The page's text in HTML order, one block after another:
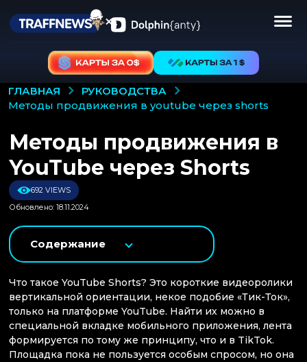
ГЛАВНАЯ
РУКОВОДСТВА
методы продвижения в youtube через shorts
Методы продвижения в
YouTube через Shorts
692 VIEWS
Обновлено: 18.11.2024
Содержание
Что такое YouTube Shorts? Это короткие видеоролики
вертикальной ориентации, некое подобие «Тик-Ток»,
только на платформе YouTube. Найти их можно в
специальной вкладке мобильного приложения, лента
формируется по тому же принципу, что и в TikTok.
Площадка пока не пользуется особым спросом, но она